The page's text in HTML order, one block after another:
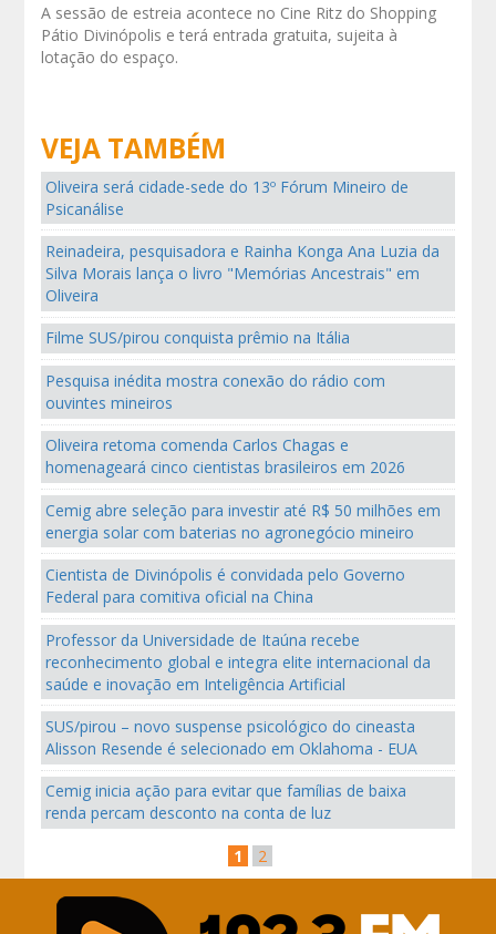
A sessão de estreia acontece no Cine Ritz do Shopping
Pátio Divinópolis e terá entrada gratuita, sujeita à
lotação do espaço.
VEJA TAMBÉM
Oliveira será cidade-sede do 13º Fórum Mineiro de
Psicanálise
Reinadeira, pesquisadora e Rainha Konga Ana Luzia da
Silva Morais lança o livro "Memórias Ancestrais" em
Oliveira
Filme SUS/pirou conquista prêmio na Itália
Pesquisa inédita mostra conexão do rádio com
ouvintes mineiros
Oliveira retoma comenda Carlos Chagas e
homenageará cinco cientistas brasileiros em 2026
Cemig abre seleção para investir até R$ 50 milhões em
energia solar com baterias no agronegócio mineiro
Cientista de Divinópolis é convidada pelo Governo
Federal para comitiva oficial na China
Professor da Universidade de Itaúna recebe
reconhecimento global e integra elite internacional da
saúde e inovação em Inteligência Artificial
SUS/pirou – novo suspense psicológico do cineasta
Alisson Resende é selecionado em Oklahoma - EUA
Cemig inicia ação para evitar que famílias de baixa
renda percam desconto na conta de luz
1 2